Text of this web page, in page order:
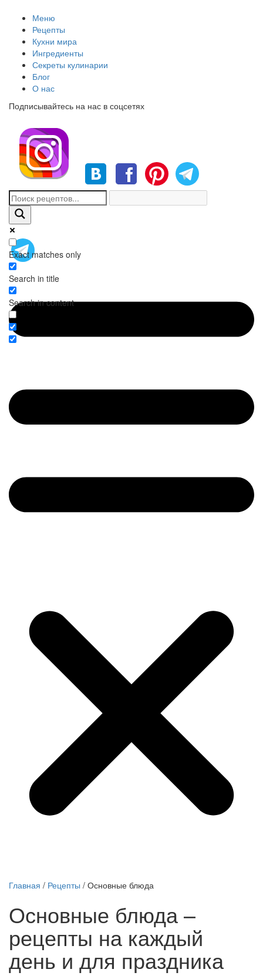
Меню
Рецепты
Кухни мира
Ингредиенты
Секреты кулинарии
Блог
О нас
Подписывайтесь на нас в соцсетях
Exact matches only
Search in title
Search in content
Главная / Рецепты / Основные блюда
Основные блюда –
рецепты на каждый
день и для праздника